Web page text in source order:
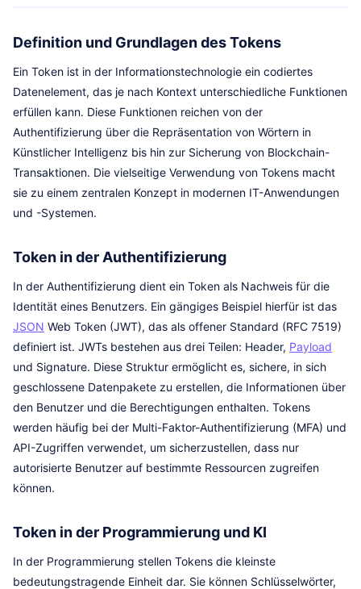
Definition und Grundlagen des Tokens
Ein Token ist in der Informationstechnologie ein codiertes
Datenelement, das je nach Kontext unterschiedliche Funktionen
erfüllen kann. Diese Funktionen reichen von der
Authentifizierung über die Repräsentation von Wörtern in
Künstlicher Intelligenz bis hin zur Sicherung von Blockchain-
Transaktionen. Die vielseitige Verwendung von Tokens macht
sie zu einem zentralen Konzept in modernen IT-Anwendungen
und -Systemen.
Token in der Authentifizierung
In der Authentifizierung dient ein Token als Nachweis für die
Identität eines Benutzers. Ein gängiges Beispiel hierfür ist das
JSON Web Token (JWT), das als offener Standard (RFC 7519)
definiert ist. JWTs bestehen aus drei Teilen: Header, Payload
und Signature. Diese Struktur ermöglicht es, sichere, in sich
geschlossene Datenpakete zu erstellen, die Informationen über
den Benutzer und die Berechtigungen enthalten. Tokens
werden häufig bei der Multi-Faktor-Authentifizierung (MFA) und
API-Zugriffen verwendet, um sicherzustellen, dass nur
autorisierte Benutzer auf bestimmte Ressourcen zugreifen
können.
Token in der Programmierung und KI
In der Programmierung stellen Tokens die kleinste
bedeutungstragende Einheit dar. Sie können Schlüsselwörter,